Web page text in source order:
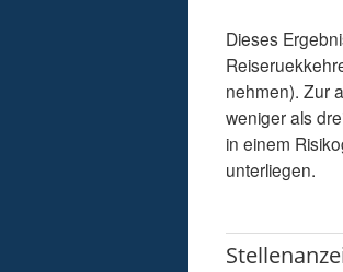
Dieses
nehmen). Zur
weniger als
in einem
unterliegen.